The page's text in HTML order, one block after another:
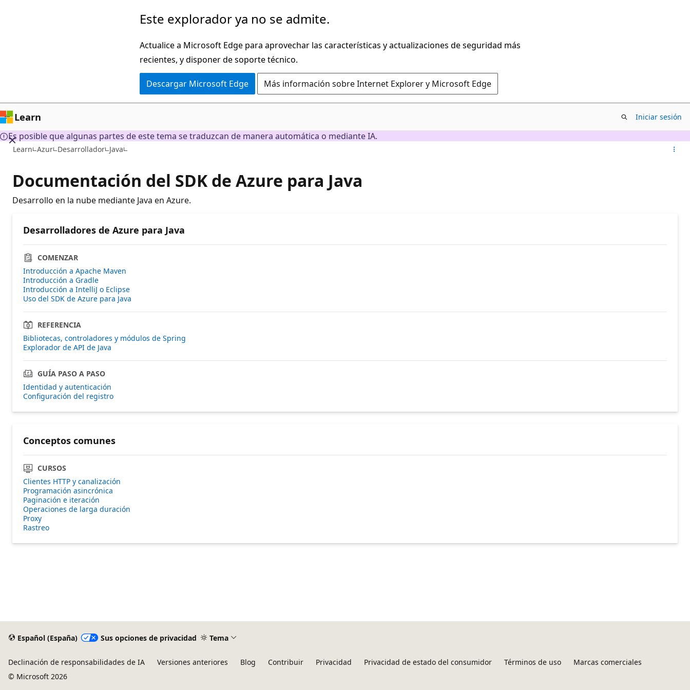
Este explorador ya no se admite.
Actualice a Microsoft Edge para aprovechar las características y actualizaciones de seguridad más
recientes, y disponer de soporte técnico.
Descargar Microsoft Edge Más información sobre Internet Explorer y Microsoft Edge
Learn Iniciar sesión
Es posible que algunas partes de este tema se traduzcan de manera automática o mediante IA.
Learn Azur Desarrollador Java
Documentación del SDK de Azure para Java
Desarrollo en la nube mediante Java en Azure.
Desarrolladores de Azure para Java
COMENZAR
Introducción a Apache Maven
Introducción a Gradle
Introducción a IntelliJ o Eclipse
Uso del SDK de Azure para Java
REFERENCIA
Bibliotecas, controladores y módulos de Spring
Explorador de API de Java
GUÍA PASO A PASO
Identidad y autenticación
Configuración del registro
Conceptos comunes
CURSOS
Clientes HTTP y canalización
Programación asincrónica
Paginación e iteración
Operaciones de larga duración
Proxy
Rastreo
Español (España) Sus opciones de privacidad Tema
Declinación de responsabilidades de IA Versiones anteriores Blog Contribuir Privacidad Privacidad de estado del consumidor Términos de uso
Marcas comerciales
© Microsoft 2026